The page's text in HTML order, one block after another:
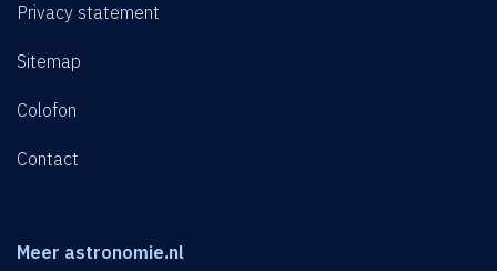
Privacy statement
Sitemap
Colofon
Contact
Meer astronomie.nl